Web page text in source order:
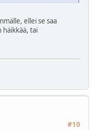
ellei se saa
häikkää, tai
#10